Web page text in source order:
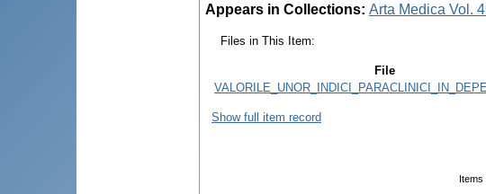
Appears in Collections: Arta Medica Vol.
Files in This Item:
File
Show full item record